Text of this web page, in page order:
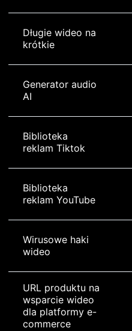
Długie wideo na
krótkie
Generator audio
AI
Biblioteka
reklam Tiktok
Biblioteka
reklam YouTube
Wirusowe haki
wideo
URL produktu na
wsparcie wideo
dla platformy e-
commerce